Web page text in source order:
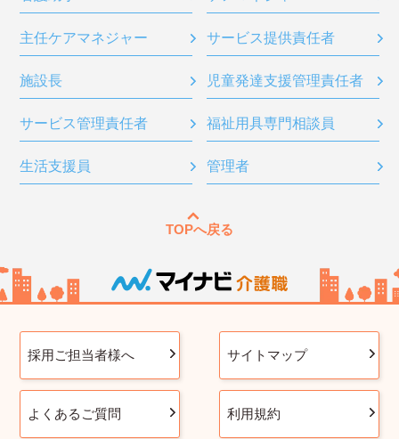
主任ケアマネジャー サービス提供責任者
施設長 児童発達支援管理責任者
サービス管理責任者 福祉用具専門相談員
生活支援員 管理者
TOPへ戻る
採用ご担当者様へ サイトマップ
よくあるご質問 利用規約